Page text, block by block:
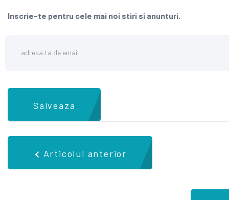
Inscrie-te pentru cele mai noi stiri si anunturi.
Salveaza
Articolul anterior